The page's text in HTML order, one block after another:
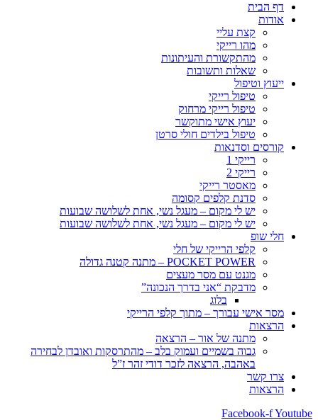
דף הבית
אודות
קצת עליי
מהו רייקי
מהתקשורת והעיתונות
שאלות ותשובות
ייעוץ וטיפול
טיפול רייקי
טיפול רייקי מרחוק
יעוץ אישי מתוקשר
טיפול בילדים חולי סרטן
קורסים וסדנאות
רייקי 1
רייקי 2
מאסטר רייקי
סדנת קלפים קסומה
יש לי מקום – מעגל נשי, אחת לשלושה שבועות
יש לי מקום – מעגל נשי, אחת לשלושה שבועות
חלי שופ
קלפי הרייקי של חלי
POCKET POWER – מתנה קטנה גדולה
מגנט עם מסר מעצים
מדבקת “אני בדרך הנכונה”
בלוג
מסר אישי עבורך – מתוך קלפי הרייקי
הרצאות
מתנה של אור – הרצאה
גבוה בשמיים ועמוק בלב – מהתרסקות ואובדן לבחירה
באהבה, הרצאה לזכר דודי זהר ז”ל
צרו קשר
הרצאות
Facebook-fYoutube